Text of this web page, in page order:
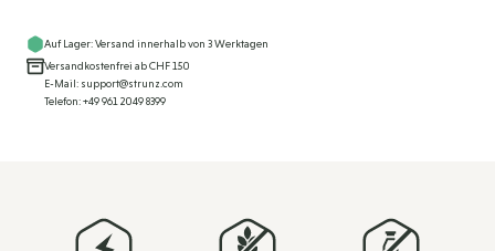
Auf Lager: Versand innerhalb von 3 Werktagen
Versandkostenfrei ab CHF 150
E-Mail: support@strunz.com
Telefon: +49 961 2049 8399